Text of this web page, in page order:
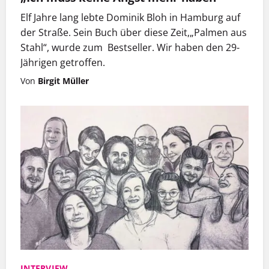
Peter Dammann fotografierte in den 1990er-Jahren in St.
Petersburg, damals auch für Hinz&Kunzt. Nun zeigt eine
Ausstellung im Jenisch Haus die besten Bilder des 2015
verstorbenen Hamburgers aus dieser Zeit. Unter
Elf Jahre lang lebte Dominik Bloh in Hamburg auf
der Straße. Sein Buch über diese Zeit,„Palmen aus
Stahl“, wurde zum Bestseller. Wir haben den 29-
Jährigen getroffen.
Von Birgit Müller